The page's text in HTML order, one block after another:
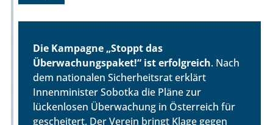
Die Kampagne „Stoppt das
Überwachungspaket!“ ist erfolgreich. Nach
dem nationalen Sicherheitsrat erklärt
Innenminister Sobotka die Pläne zur
lückenlosen Überwachung in Österreich für
gescheitert. Der Verein bringt Klage gegen